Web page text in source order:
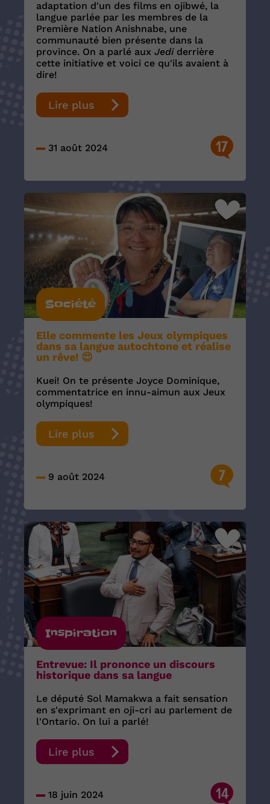
adaptation d'un des films en ojibwé, la
langue parlée par les membres de la
Première Nation Anishnabe, une
communauté bien présente dans la
province. On a parlé aux Jediderrière
cette initiative et voici ce qu'ils avaient à
dire!
Lire plus
31 août 2024 17
Société
Elle commente les Jeux olympiques
dans sa langue autochtone et réalise
un rêve! 😍
Kuei! On te présente Joyce Dominique,
commentatrice en innu-aimun aux Jeux
olympiques!
Lire plus
9 août 2024 7
Inspiration
Entrevue: Il prononce un discours
historique dans sa langue
Le député Sol Mamakwa a fait sensation
en s'exprimant en oji-cri au parlement de
l'Ontario. On lui a parlé!
Lire plus
18 juin 2024 14